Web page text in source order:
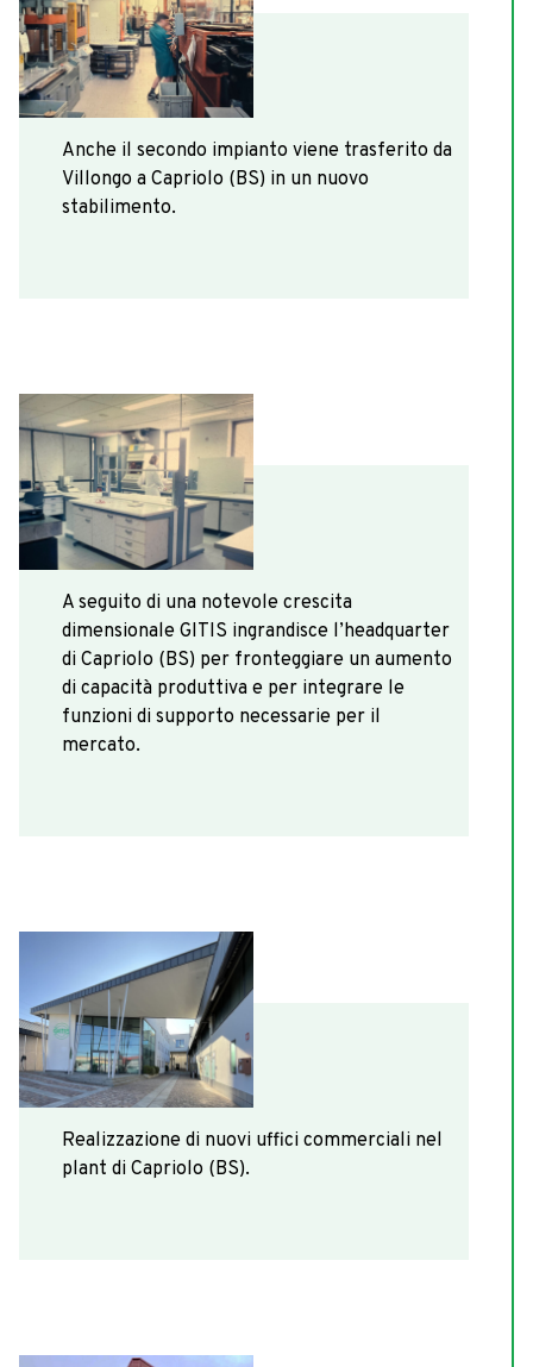
Anche il secondo impianto viene trasferito da
Villongo a Capriolo (BS) in un nuovo
stabilimento.
2003
A seguito di una notevole crescita
dimensionale GITIS ingrandisce l’headquarter
di Capriolo (BS) per fronteggiare un aumento
di capacità produttiva e per integrare le
funzioni di supporto necessarie per il
mercato.
2014
Realizzazione di nuovi uffici commerciali nel
plant di Capriolo (BS).